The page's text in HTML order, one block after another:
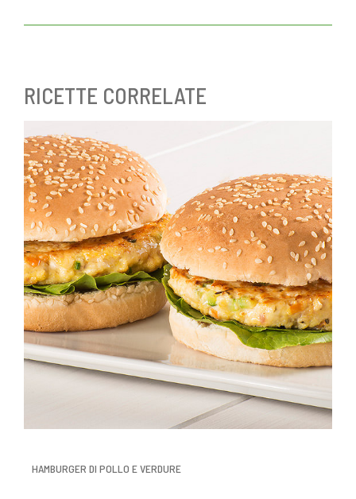
RICETTE CORRELATE
HAMBURGER DI POLLO E VERDURE